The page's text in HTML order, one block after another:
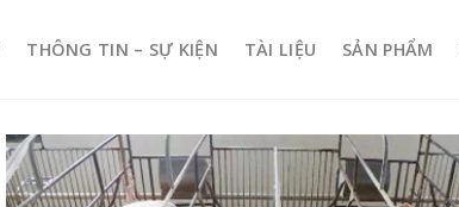
THÔNG TIN – SỰ KIỆN TÀI LIỆU SẢN PHẨM